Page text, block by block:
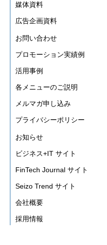
媒体資料
広告企画資料
お問い合わせ
プロモーション実績例
活用事例
各メニューのご説明
メルマガ申し込み
プライバシーポリシー
お知らせ
ビジネス+IT サイト
FinTech Journal サイト
Seizo Trend サイト
会社概要
採用情報